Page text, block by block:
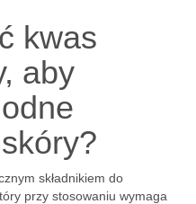
kwas
aby
składnikiem do
przy stosowaniu wymaga